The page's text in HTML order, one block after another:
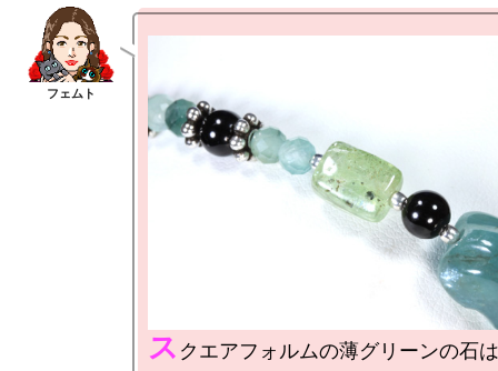
ス クエアフォルムの薄グリーンの石